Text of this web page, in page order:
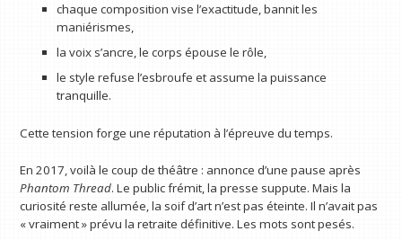
chaque composition vise l’exactitude, bannit les
maniérismes,
la voix s’ancre, le corps épouse le rôle,
le style refuse l’esbroufe et assume la puissance
tranquille.
Cette tension forge une réputation à l’épreuve du temps.
En 2017, voilà le coup de théâtre : annonce d’une pause après
Phantom Thread. Le public frémit, la presse suppute. Mais la
curiosité reste allumée, la soif d’art n’est pas éteinte. Il n’avait pas
« vraiment » prévu la retraite définitive. Les mots sont pesés.